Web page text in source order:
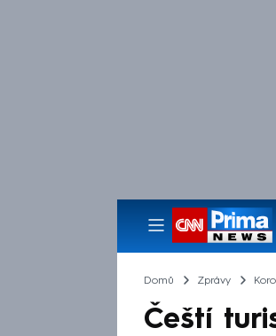
Domů Zprávy
Čeští